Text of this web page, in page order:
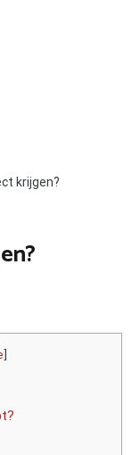
krijgen?
]